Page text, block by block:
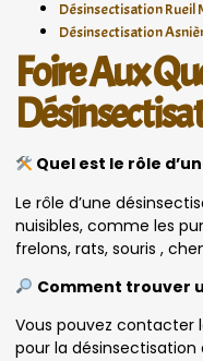
Désinsectisation Rueil
Désinsectisation
Foire Aux
Quel est le rôle
Le rôle d’une
nuisibles, comme les
frelons, rats, souris ,
Comment trouver
Vous pouvez contacter
pour la